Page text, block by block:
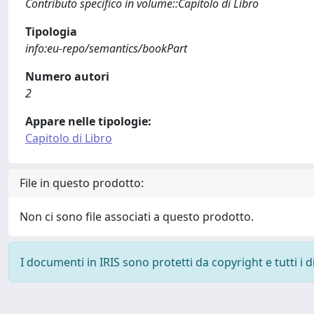
Contributo specifico in volume::Capitolo di Libro
Tipologia
info:eu-repo/semantics/bookPart
Numero autori
2
Appare nelle tipologie:
Capitolo di Libro
File in questo prodotto:
Non ci sono file associati a questo prodotto.
I documenti in IRIS sono protetti da copyright e tutti i